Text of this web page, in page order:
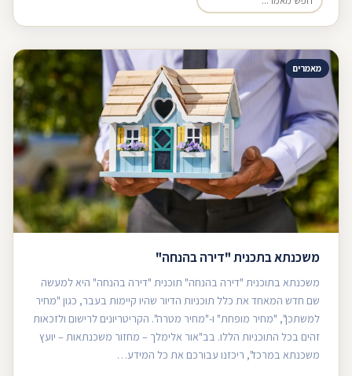
מאמרים
משכנתא בתכנית "דירה בהנחה"
משכנתא בתוכנית "דירה בהנחה" תוכנית "דירה בהנחה" היא למעשה
שם חדש המאחד את כלל תוכניות הדיור שהיו קיימות בעבר, כגון "מחיר
למשתכן", "מחיר מופחת" ו-"מחיר מטרה". הקריטריונים לרישום ולזכאות
זהים בכל התוכניות הללו. בב"אור אלימלך – מחזור משכנתאות – יועץ
משכנתא במרכז", ריכזנו עבורכם את כל המידע…